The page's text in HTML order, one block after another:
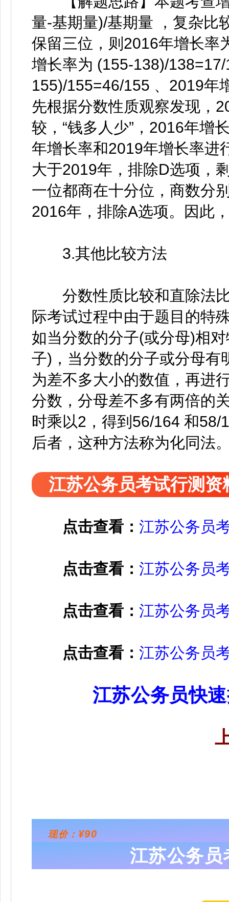
量-基期量)/基期量 ，复杂比
保留三位，则2016年增长率
增长率为 (155-138)/
155)/155=46/155 、2019年
先根据分数性质观察发现，
较，“钱多人少”，2016年增
年增长率和2019年增长率进
大于2019年，排除D选项，
一位都商在十分位，商数分
2016年，排除A选项。因此
3.其他比较方法
分数性质比较和直除法比
际考试过程中由于题目的特
如当分数的分子(或分母)相
子)，当分数的分子或分母有
为差不多大小的数值，再进
分数，分母差不多有两倍的
时乘以2，得到56/164 和58/
后者，这种方法称为化同法
江苏公务员考试行测资
点击查看： 江苏公务员
点击查看： 江苏公务员
点击查看： 江苏公务员
点击查看： 江苏公务员
江苏公务员快
现价： ¥90
江苏公务员